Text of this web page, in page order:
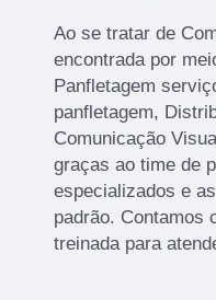
Ao se tratar de
encontrada por
Panfletagem
panfletagem,
Comunicação
graças ao time de
especializados e
padrão. Contamos
treinada para